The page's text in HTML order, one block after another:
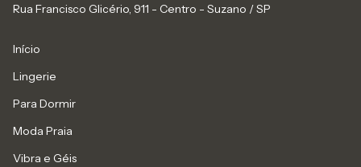
Rua Francisco Glicério, 911 - Centro - Suzano / SP
Início
Lingerie
Para Dormir
Moda Praia
Vibra e Géis